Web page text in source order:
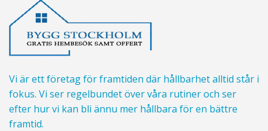
Vi är ett företag för framtiden där hållbarhet alltid står i
fokus. Vi ser regelbundet över våra rutiner och ser
efter hur vi kan bli ännu mer hållbara för en bättre
framtid.